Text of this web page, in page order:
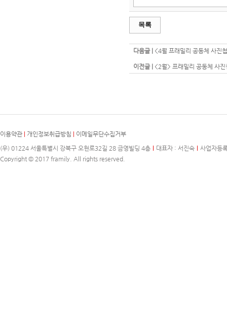
목록
다음글 | <4월 프래밀리 공동체 사진
이전글 | <2월> 프래밀리 공동체 사진
이용약관 개인정보취급방침
이메일무단수집거부
(우) 01224 서울특별시 강북구 오현로32길 28 금영빌딩 4층
대표자 : 서진숙
사업자등
Copyright © 2017 framily. All rights reserved.